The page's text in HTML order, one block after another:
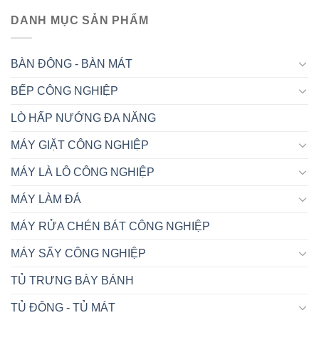
DANH MỤC SẢN PHẨM
BÀN ĐÔNG - BÀN MÁT
BẾP CÔNG NGHIỆP
LÒ HẤP NƯỚNG ĐA NĂNG
MÁY GIẶT CÔNG NGHIỆP
MÁY LÀ LÔ CÔNG NGHIỆP
MÁY LÀM ĐÁ
MÁY RỬA CHÉN BÁT CÔNG NGHIỆP
MÁY SẤY CÔNG NGHIỆP
TỦ TRƯNG BÀY BÁNH
TỦ ĐÔNG - TỦ MÁT